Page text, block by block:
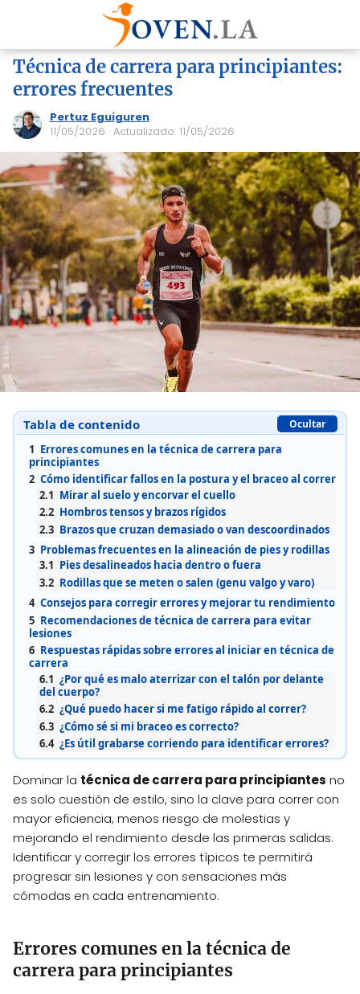
Técnica de carrera para principiantes:
errores frecuentes
Pertuz Eguiguren
11/05/2026 · Actualizado: 11/05/2026
Tabla de contenido Ocultar
1 Errores comunes en la técnica de carrera para
principiantes
2 Cómo identificar fallos en la postura y el braceo al correr
2.1 Mirar al suelo y encorvar el cuello
2.2 Hombros tensos y brazos rígidos
2.3 Brazos que cruzan demasiado o van descoordinados
3 Problemas frecuentes en la alineación de pies y rodillas
3.1 Pies desalineados hacia dentro o fuera
3.2 Rodillas que se meten o salen (genu valgo y varo)
4 Consejos para corregir errores y mejorar tu rendimiento
5 Recomendaciones de técnica de carrera para evitar
lesiones
6 Respuestas rápidas sobre errores al iniciar en técnica de
carrera
6.1 ¿Por qué es malo aterrizar con el talón por delante
del cuerpo?
6.2 ¿Qué puedo hacer si me fatigo rápido al correr?
6.3 ¿Cómo sé si mi braceo es correcto?
6.4 ¿Es útil grabarse corriendo para identificar errores?
Dominar la técnica de carrera para principiantes no
es solo cuestión de estilo, sino la clave para correr con
mayor eficiencia, menos riesgo de molestias y
mejorando el rendimiento desde las primeras salidas.
Identificar y corregir los errores típicos te permitirá
progresar sin lesiones y con sensaciones más
cómodas en cada entrenamiento.
Errores comunes en la técnica de
carrera para principiantes